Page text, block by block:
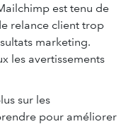
est tenu de
relance client trop
marketing.
les avertissements
sur les
pour améliorer